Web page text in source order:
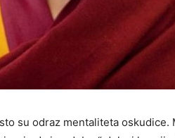
su odraz mentaliteta oskudice.